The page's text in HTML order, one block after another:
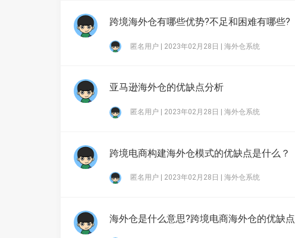
跨境海外仓有哪些优势?不足和困难有哪些?
匿名用户 | 2023年02月28日 | 海外仓系统
亚马逊海外仓的优缺点分析
匿名用户 | 2023年02月28日 | 海外仓系统
跨境电商构建海外仓模式的优缺点是什么？
匿名用户 | 2023年02月28日 | 海外仓系统
海外仓是什么意思?跨境电商海外仓的优缺点